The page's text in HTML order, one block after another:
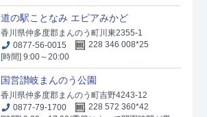
道の駅ことなみ エピアみかど
香川県仲多度郡まんのう町川東2355-1
0877-56-0015
228 346 008*25
[時間] 9:00～20:00
国営讃岐まんのう公園
香川県仲多度郡まんのう町吉野4243-12
0877-79-1700
228 572 360*42